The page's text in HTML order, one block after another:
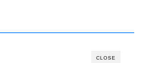
CLOSE